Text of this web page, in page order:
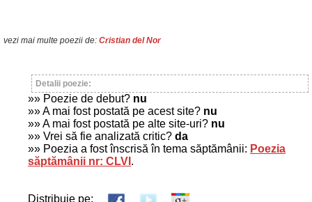
vezi mai multe poezii de: Cristian del Nor
Detalii poezie:
»» Poezie de debut? nu
»» A mai fost postată pe acest site? nu
»» A mai fost postată pe alte site-uri? nu
»» Vrei să fie analizată critic? da
»» Poezia a fost înscrisă în tema săptămânii: Poezia
săptămânii nr: CLVI .
Distribuie pe: